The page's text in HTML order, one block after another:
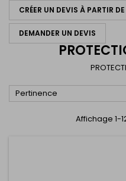
CRÉER UN DEVIS À PARTIR
DEMANDER UN DEVIS
Pertinence
Affichage 1-